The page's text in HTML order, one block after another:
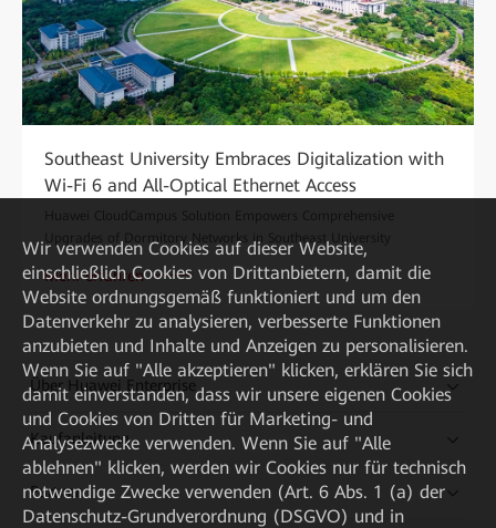
Southeast University Embraces Digitalization with
Wi-Fi 6 and All-Optical Ethernet Access
Upgrades of Dormitory Networks in Southeast University
Mehr erfahren
Über Huawei Enterprise
Kaufanleitung
Partner
Wir verwenden Cookies auf dieser Website,
einschließlich Cookies von Drittanbietern, damit die
Website ordnungsgemäß funktioniert und um den
Datenverkehr zu analysieren, verbesserte Funktionen
anzubieten und Inhalte und Anzeigen zu personalisieren.
Wenn Sie auf "Alle akzeptieren" klicken, erklären Sie sich
damit einverstanden, dass wir unsere eigenen Cookies
und Cookies von Dritten für Marketing- und
Analysezwecke verwenden. Wenn Sie auf "Alle
ablehnen" klicken, werden wir Cookies nur für technisch
notwendige Zwecke verwenden (Art. 6 Abs. 1 (a) der
Datenschutz-Grundverordnung (DSGVO) und in